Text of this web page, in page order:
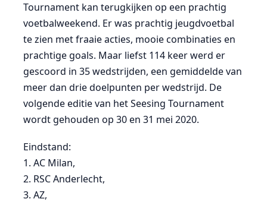
Tournament kan terugkijken op een prachtig
voetbalweekend. Er was prachtig jeugdvoetbal
te zien met fraaie acties, mooie combinaties en
prachtige goals. Maar liefst 114 keer werd er
gescoord in 35 wedstrijden, een gemiddelde van
meer dan drie doelpunten per wedstrijd. De
volgende editie van het Seesing Tournament
wordt gehouden op 30 en 31 mei 2020.
Eindstand:
1. AC Milan,
2. RSC Anderlecht,
3. AZ,